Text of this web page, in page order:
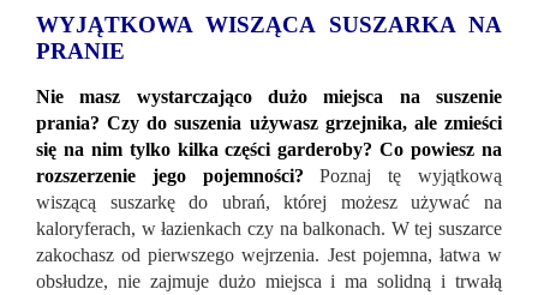
WYJĄTKOWA WISZĄCA SUSZARKA NA
PRANIE
Nie masz wystarczająco dużo miejsca na suszenie
prania? Czy do suszenia używasz grzejnika, ale zmieści
się na nim tylko kilka części garderoby? Co powiesz na
rozszerzenie jego pojemności? Poznaj tę wyjątkową
wiszącą suszarkę do ubrań, której możesz używać na
kaloryferach, w łazienkach czy na balkonach. W tej suszarce
zakochasz od pierwszego wejrzenia. Jest pojemna, łatwa w
obsłudze, nie zajmuje dużo miejsca i ma solidną i trwałą